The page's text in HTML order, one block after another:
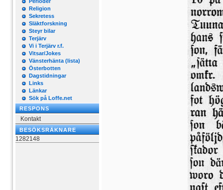
Religion
Sekretess
Släktforskning
Steyr bilar
Terjärv
Vi i Terjärv r.f.
Vitsar/Jokes
Vänsterhänta (lista)
Österbotten
Dagstidningar
Links
Länkar
Sök på Loffe.net
RESPONS
Kontakt
BESÖKSRÄKNARE
1282148